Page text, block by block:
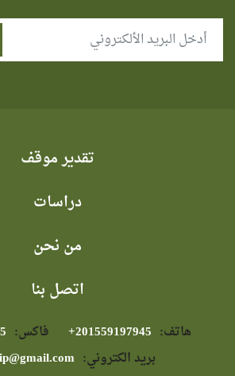
تقدير موقف
دراسات
من نحن
اتصل بنا
هاتف: فاكس:
بريد الكتروني: info.afaip@gmail.com